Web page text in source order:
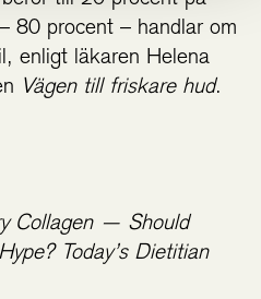
80 procent – handlar om
enligt läkaren Helena
Vägen till friskare hud.
Collagen — Should
Today’s Dietitian